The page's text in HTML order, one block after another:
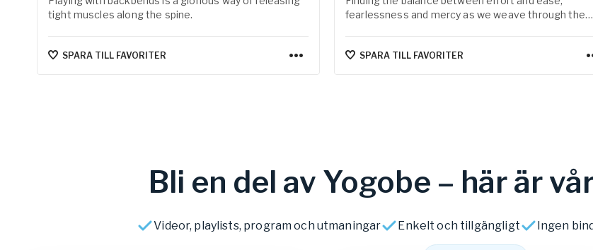
tight muscles along the spine.
SPARA TILL FAVORITER
fearlessness and mercy as we weave through the
SPARA TILL FAVORITER
Bli en del av Yogobe – här är
Videor, playlists, program och utmaningar Enkelt och tillgängligt Ingen